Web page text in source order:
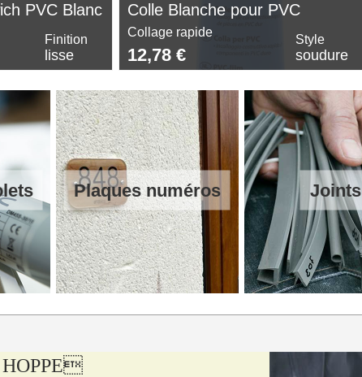
PVC Blanc
Finition
lisse
Colle Blanche pour PVC
Collage rapide
12,78 €
Style
soudure
Plaques numéros Joints
HOPPE